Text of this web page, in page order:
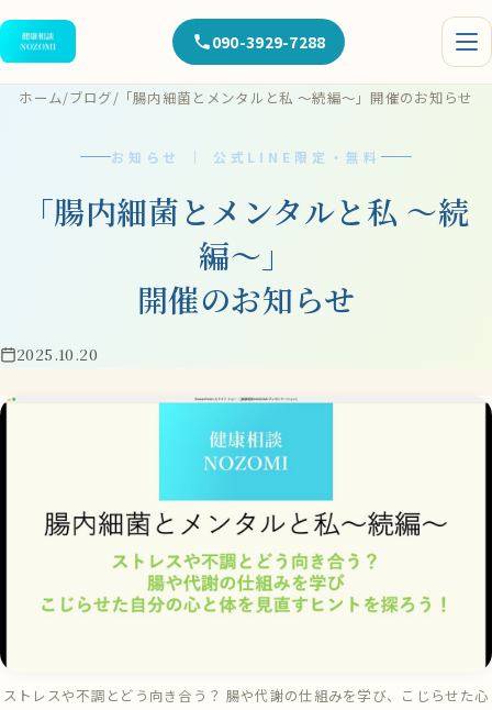
090-3929-7288
ホーム/ブログ/「腸内細菌とメンタルと私 〜続編〜」開催のお知らせ
お知らせ ｜ 公式LINE限定・無料
「腸内細菌とメンタルと私 〜続
編〜」
開催のお知らせ
2025.10.20
ストレスや不調とどう向き合う？ 腸や代謝の仕組みを学び、こじらせた心